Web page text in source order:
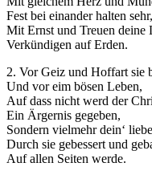
Fest bei einander halten sehr,
Mit Ernst und Treuen deine
Verkündigen auf Erden.
2. Vor Geiz und Hoffart sie
Und vor eim bösen Leben,
Auf dass nicht werd der
Ein Ärgernis gegeben,
Sondern vielmehr dein‘
Durch sie gebessert und
Auf allen Seiten werde.